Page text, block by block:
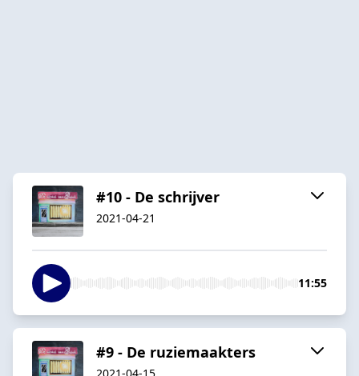
#10 - De schrijver
2021-04-21
11:55
#9 - De ruziemaakters